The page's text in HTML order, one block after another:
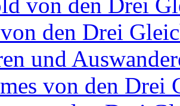
den Drei
und
von den Drei